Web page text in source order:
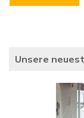
Unsere